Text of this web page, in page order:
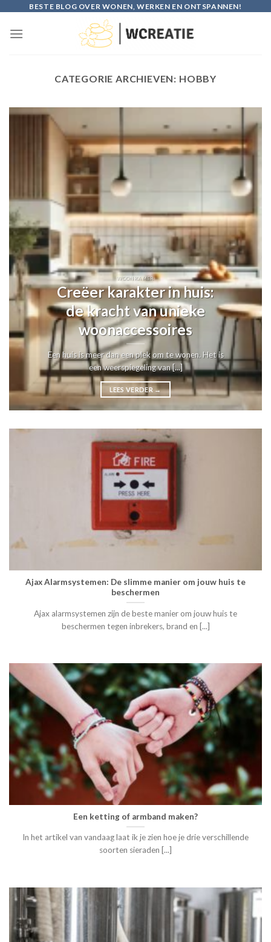
content
BESTE BLOG OVER WONEN, WERKEN EN ONTSPANNEN!
CATEGORIE ARCHIEVEN: HOBBY
WOONKAMER
Creëer karakter in huis:
de kracht van unieke
woonaccessoires
Een huis is meer dan een plek om te wonen. Het is
een weerspiegeling van [...]
LEES VERDER→
Ajax Alarmsystemen: De slimme manier om jouw huis te
beschermen
Ajax alarmsystemen zijn de beste manier om jouw huis te
beschermen tegen inbrekers, brand en [...]
Een ketting of armband maken?
In het artikel van vandaag laat ik je zien hoe je drie verschillende
soorten sieraden [...]